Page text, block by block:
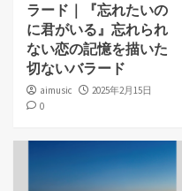
ラード｜『忘れたいの
に君がいる』忘れられ
ない恋の記憶を描いた
切ないバラード
aimusic
2025年2月15日
0